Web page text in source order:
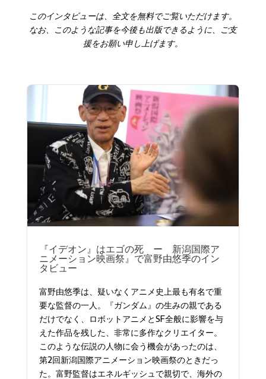
このインタビューは、全文を無料でご覧いただけます。
なお、このような記事を今後も出版できるように、ご支
援をお願い申し上げます。
『イデオン』はエゴの死 ー 新潟国際ア
ニメーション映画祭』で富野由悠季のイン
タビュー
富野由悠季は、疑いなくアニメ史上最も有名で重
要な監督の一人。『ガンダム』の生みの親である
だけでなく、ロボットアニメとSF全般に影響を与
えた作品を残した、非常に多作なクリエイター。
このような伝説の人物に会う機会があったのは、
第2回新潟国際アニメーション映画祭のときだっ
た。富野監督はエネルギッシュで親切で、海外の